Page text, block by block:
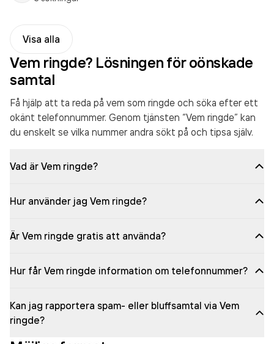
Visa alla
Vem ringde? Lösningen för oönskade
samtal
Få hjälp att ta reda på vem som ringde och söka efter ett
okänt telefonnummer. Genom tjänsten “Vem ringde” kan
du enskelt se vilka nummer andra sökt på och tipsa själv.
Vad är Vem ringde?
Hur använder jag Vem ringde?
Är Vem ringde gratis att använda?
Hur får Vem ringde information om telefonnummer?
Kan jag rapportera spam- eller bluffsamtal via Vem
ringde?